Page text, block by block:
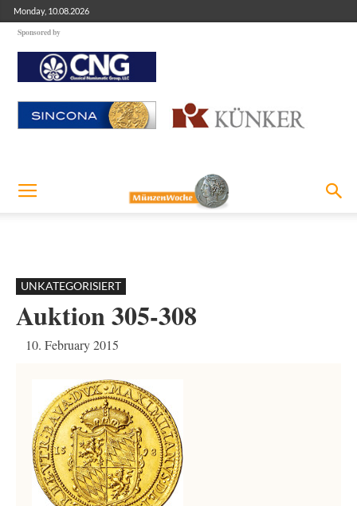
Monday, 10.08.2026
Sponsored by
UNKATEGORISIERT
Auktion 305-308
10. February 2015